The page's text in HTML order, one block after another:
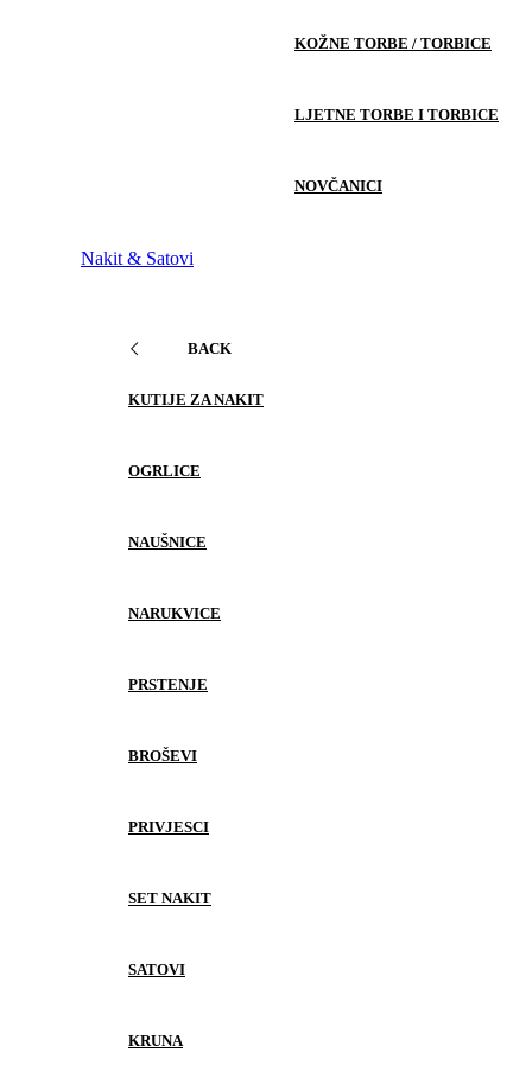
KOŽNE TORBE / TORBICE
LJETNE TORBE I TORBICE
NOVČANICI
Nakit & Satovi
BACK
KUTIJE ZA NAKIT
OGRLICE
NAUŠNICE
NARUKVICE
PRSTENJE
BROŠEVI
PRIVJESCI
SET NAKIT
SATOVI
KRUNA